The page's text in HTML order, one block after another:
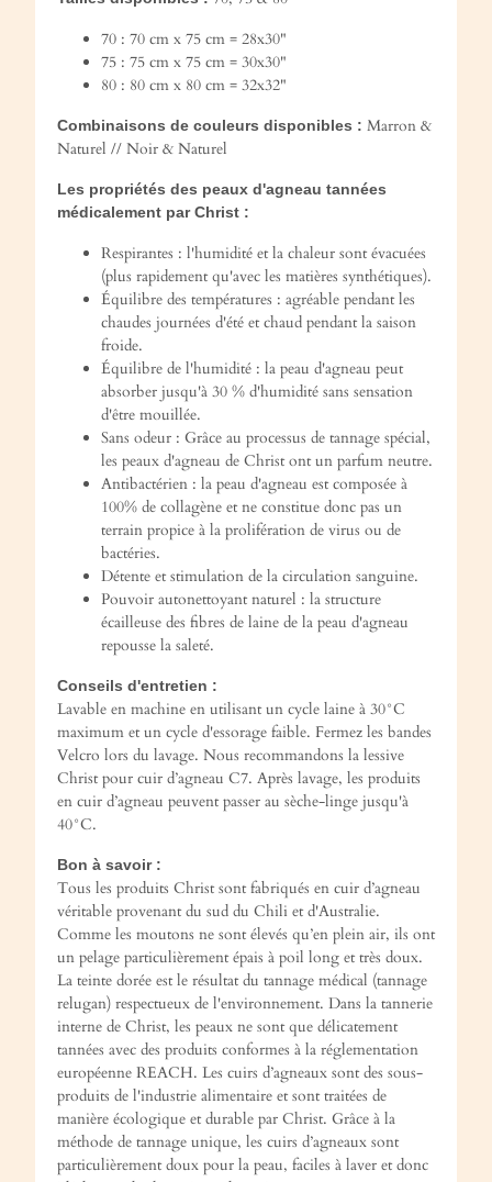
70 : 70 cm x 75 cm = 28x30"
75 : 75 cm x 75 cm = 30x30"
80 : 80 cm x 80 cm = 32x32"
Combinaisons de couleurs disponibles : Marron &
Naturel // Noir & Naturel
Les propriétés des peaux d'agneau tannées
médicalement par Christ :
Respirantes : l'humidité et la chaleur sont évacuées
(plus rapidement qu'avec les matières synthétiques).
Équilibre des températures : agréable pendant les
chaudes journées d'été et chaud pendant la saison
froide.
Équilibre de l'humidité : la peau d'agneau peut
absorber jusqu'à 30 % d'humidité sans sensation
d'être mouillée.
Sans odeur : Grâce au processus de tannage spécial,
les peaux d'agneau de Christ ont un parfum neutre.
Antibactérien : la peau d'agneau est composée à
100% de collagène et ne constitue donc pas un
terrain propice à la prolifération de virus ou de
bactéries.
Détente et stimulation de la circulation sanguine.
Pouvoir autonettoyant naturel : la structure
écailleuse des fibres de laine de la peau d'agneau
repousse la saleté.
Conseils d'entretien :
Lavable en machine en utilisant un cycle laine à 30°C
maximum et un cycle d'essorage faible. Fermez les bandes
Velcro lors du lavage. Nous recommandons la lessive
Christ pour cuir d’agneau C7. Après lavage, les produits
en cuir d’agneau peuvent passer au sèche-linge jusqu'à
40°C.
Bon à savoir :
Tous les produits Christ sont fabriqués en cuir d’agneau
véritable provenant du sud du Chili et d'Australie.
Comme les moutons ne sont élevés qu’en plein air, ils ont
un pelage particulièrement épais à poil long et très doux.
La teinte dorée est le résultat du tannage médical (tannage
relugan) respectueux de l'environnement. Dans la tannerie
interne de Christ, les peaux ne sont que délicatement
tannées avec des produits conformes à la réglementation
européenne REACH. Les cuirs d’agneaux sont des sous-
produits de l'industrie alimentaire et sont traitées de
manière écologique et durable par Christ. Grâce à la
méthode de tannage unique, les cuirs d’agneaux sont
particulièrement doux pour la peau, faciles à laver et donc